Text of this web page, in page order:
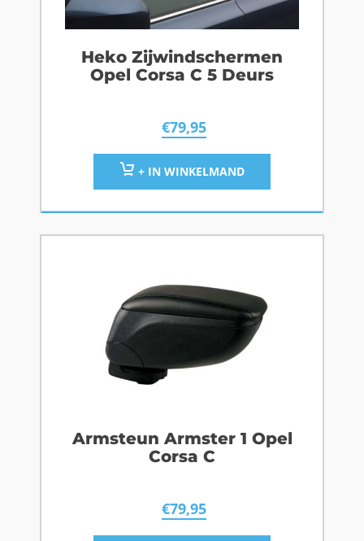
Heko Zijwindschermen
Opel Corsa C 5 Deurs
€79,95
+ IN WINKELMAND
Armsteun Armster 1 Opel
Corsa C
€79,95